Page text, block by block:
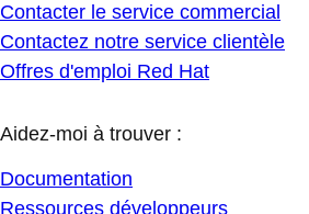
Contacter le service commercial
Contactez notre service clientèle
Offres d'emploi Red Hat
Aidez-moi à trouver :
Documentation
Ressources développeurs